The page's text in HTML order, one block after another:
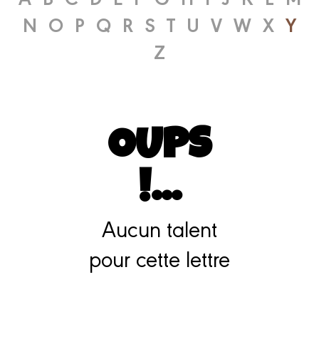
N O P Q R S T U V W X Y
Z
OUPS
!...
Aucun talent
pour cette lettre